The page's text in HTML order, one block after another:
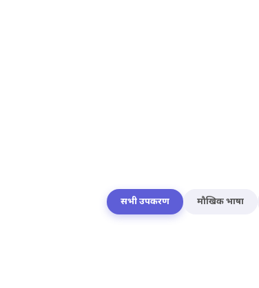
सभी उपकरण मौखिक भाषा